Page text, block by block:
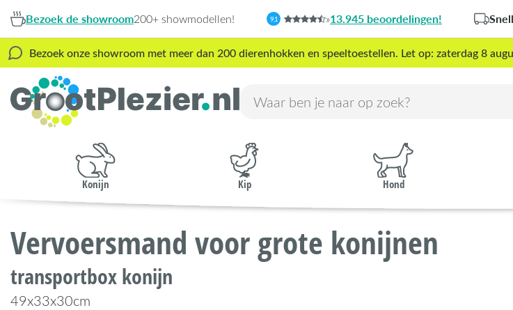
Bezoek de showroom200+ showmodellen! 9,1 »13.945 beoordelingen!
Bezoek onze showroom met meer dan 200 dierenhokken en speeltoestellen. Let op: zaterdag 8
Konijn Kip Hond
Vervoersmand voor grote konijnen
transportbox konijn
49x33x30cm